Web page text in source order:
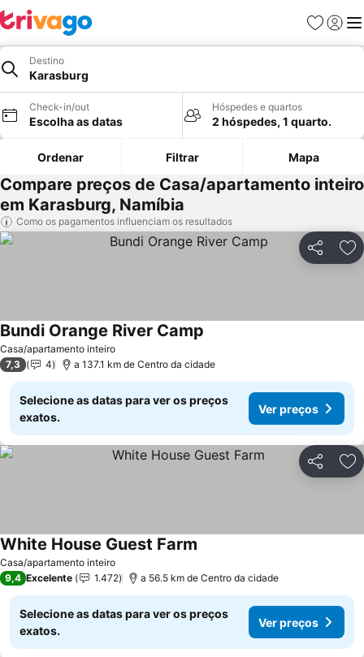
Favoritos
Iniciar
Destino
Karasburg
Check-in/out
Escolha as datas
Hóspedes e quartos
2 hóspedes, 1 quarto.
Ordenar Filtrar Mapa
Compare preços de Casa/apartamento inteiro
em Karasburg, Namíbia
Como os pagamentos influenciam os resultados
Partilhar
Casa/apartamento inteiro
Bundi Orange River Camp
7,3 4 a 137.1 km de Centro da cidade
Selecione as datas para ver os preços
exatos.
Ver preços
Partilhar
Casa/apartamento inteiro
White House Guest Farm
9,4 Excelente 1.472 a 56.5 km de Centro da cidade
Selecione as datas para ver os preços
exatos.
Ver preços